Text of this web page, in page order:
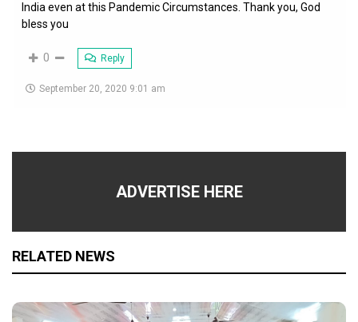
India even at this Pandemic Circumstances. Thank you, God
bless you
0 Reply
September 20, 2020 9:01 am
ADVERTISE HERE
RELATED NEWS